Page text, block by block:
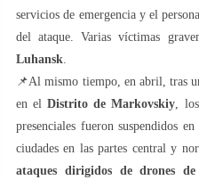
servicios de emergencia y el
del ataque. Varias víctimas
Luhansk
📌Al mismo tiempo, en abril, tras
en elDistrito de Markovskiy ,
presenciales fueron suspendidos
ciudades en las partes central y
ataques dirigidos de drones